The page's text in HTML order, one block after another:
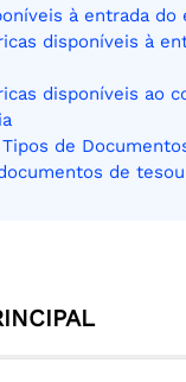
à entrada
disponíveis à
disponíveis ao
de
de